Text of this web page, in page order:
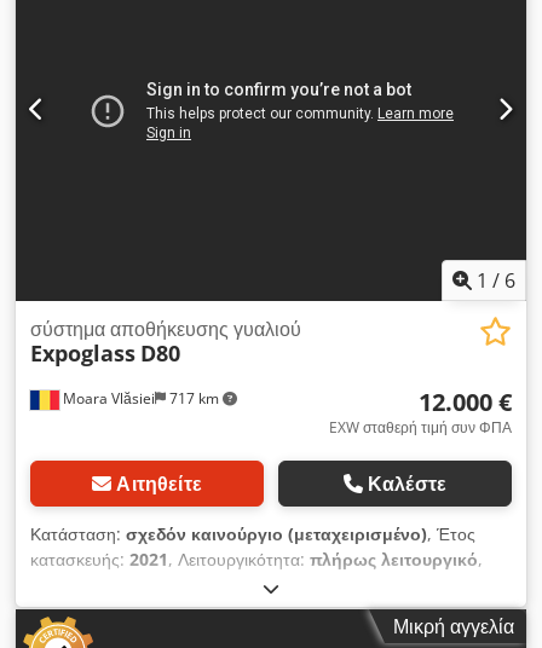
1 / 6
Moara Vlăsiei 717 km
σύστημα αποθήκευσης γυαλιού
Expoglass D80
12.000 €
EXW σταθερή τιμή συν ΦΠΑ
Αιτηθείτε Καλέστε
Κατάσταση: σχεδόν καινούργιο (μεταχειρισμένο), Έτος
κατασκευής: 2021, Λειτουργικότητα: πλήρως λειτουργικό,
, Σύστημα αποθήκευσης γυαλιού, 50
θέσεις, σχεδόν καινούργιο, μάρκα Expoglass, διαθέσιμο
Dkodpfx Aezha R Aon Eor
Μικρή αγγελία